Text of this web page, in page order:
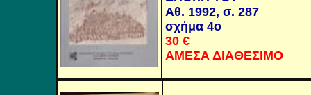
Αθ. 1992, σ. 287
σχήμα 4ο
30€
ΑΜΕΣΑ ΔΙΑΘΕΣΙΜΟ